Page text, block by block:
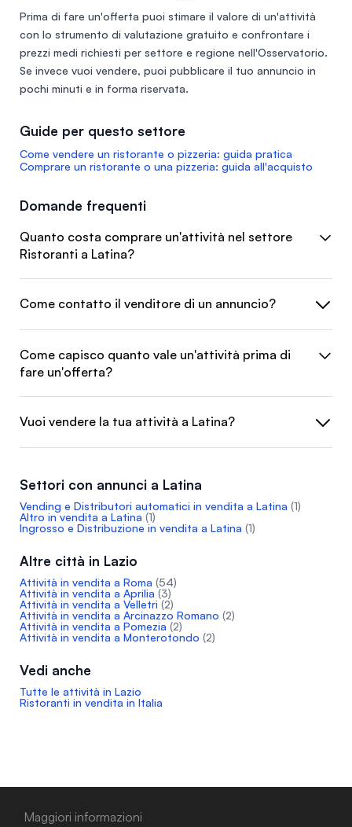
Prima di fare un'offerta puoi stimare il valore di un'attività
con lo strumento di valutazione gratuito e confrontare i
prezzi medi richiesti per settore e regione nell'Osservatorio.
Se invece vuoi vendere, puoi pubblicare il tuo annuncio in
pochi minuti e in forma riservata.
Guide per questo settore
Come vendere un ristorante o pizzeria: guida pratica
Comprare un ristorante o una pizzeria: guida all'acquisto
Domande frequenti
Quanto costa comprare un'attività nel settore
Ristoranti a Latina?
Come contatto il venditore di un annuncio?
Come capisco quanto vale un'attività prima di
fare un'offerta?
Vuoi vendere la tua attività a Latina?
Settori con annunci a Latina
Vending e Distributori automatici in vendita a Latina (1)
Altro in vendita a Latina (1)
Ingrosso e Distribuzione in vendita a Latina (1)
Altre città in Lazio
Attività in vendita a Roma (54)
Attività in vendita a Aprilia (3)
Attività in vendita a Velletri (2)
Attività in vendita a Arcinazzo Romano (2)
Attività in vendita a Pomezia (2)
Attività in vendita a Monterotondo (2)
Vedi anche
Tutte le attività in Lazio
Ristoranti in vendita in Italia
Maggiori informazioni